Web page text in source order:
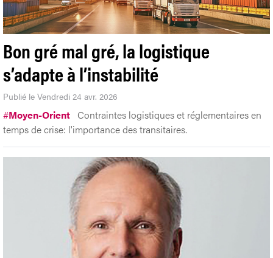
Bon gré mal gré, la logistique
s’adapte à l’instabilité
Publié le Vendredi 24 avr. 2026
#Moyen-Orient Contraintes logistiques et réglementaires en
temps de crise: l'importance des transitaires.